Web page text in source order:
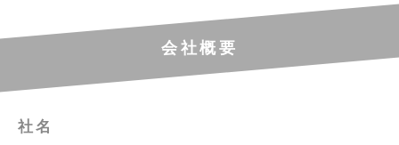
会社概要
社名